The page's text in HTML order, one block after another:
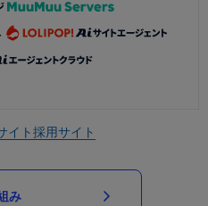
イト採用サイト
み